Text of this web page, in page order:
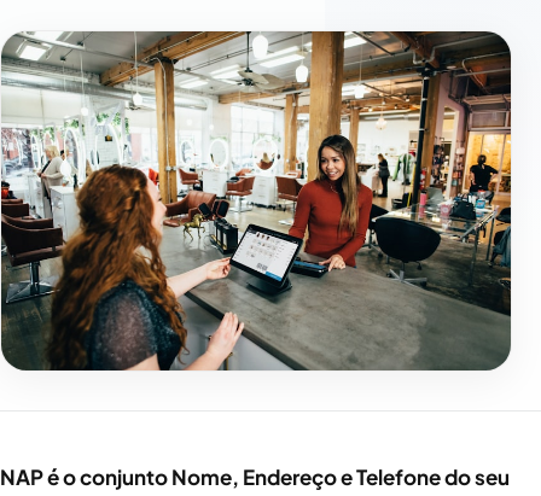
NAP é o conjunto Nome, Endereço e Telefone do seu